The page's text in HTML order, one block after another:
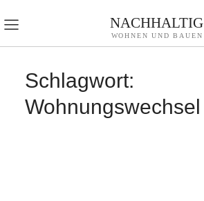
NACHHALTIG
WOHNEN UND BAUEN
Schlagwort:
Wohnungswechsel